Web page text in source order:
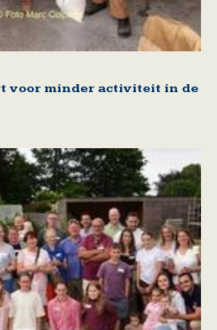
voor minder activiteit in de